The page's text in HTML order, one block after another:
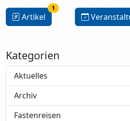
Artikel
1
Kategorien
Aktuelles
Archiv
Fastenreisen